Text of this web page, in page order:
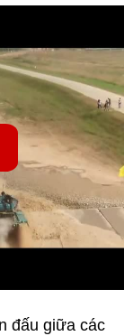
đấu giữa các